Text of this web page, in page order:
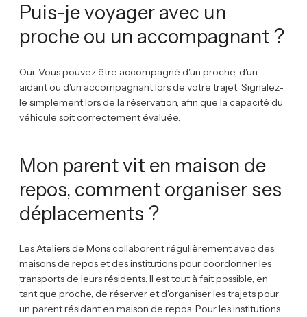
Puis-je voyager avec un
proche ou un accompagnant ?
Oui. Vous pouvez être accompagné d'un proche, d'un
aidant ou d'un accompagnant lors de votre trajet. Signalez-
le simplement lors de la réservation, afin que la capacité du
véhicule soit correctement évaluée.
Mon parent vit en maison de
repos, comment organiser ses
déplacements ?
Les Ateliers de Mons collaborent régulièrement avec des
maisons de repos et des institutions pour coordonner les
transports de leurs résidents. Il est tout à fait possible, en
tant que proche, de réserver et d'organiser les trajets pour
un parent résidant en maison de repos. Pour les institutions